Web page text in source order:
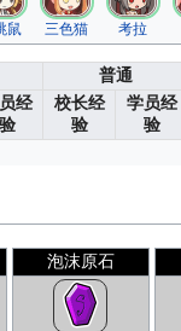
鼠 三色猫 考拉
普通
经
验
校长经
验
学员经
验
泡沫原石